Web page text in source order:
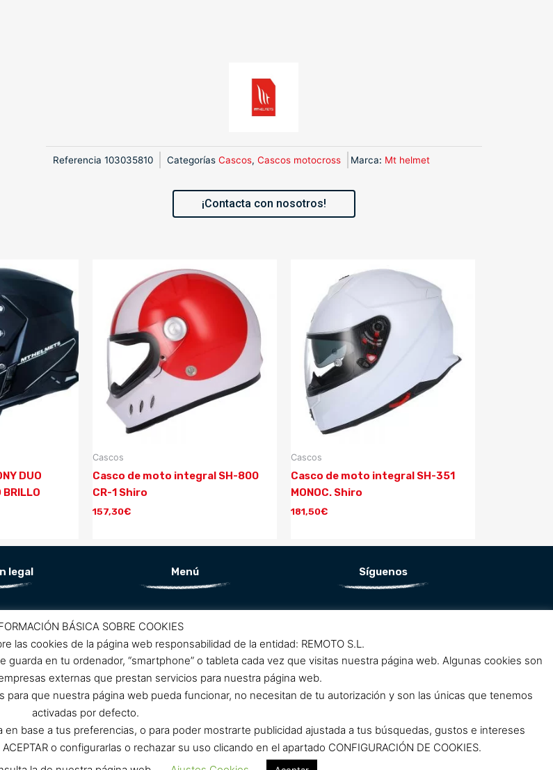
Referencia 103035810 Categorías Cascos, Cascos motocross Marca: Mt helmet
¡Contacta con nosotros!
DUO
BRILLO
Cascos
Casco de moto integral SH-800
CR-1 Shiro
157,30€
Cascos
Casco de moto integral SH-351
MONOC. Shiro
181,50€
legal
de datos
compra
Menú
Conócenos
Promociones
Contacto
Síguenos
F
c
e
o
k
I
t
g
a
m
BÁSICA SOBRE COOKIES
las cookies de la página web responsabilidad de la entidad: REMOTO S.L.
en tu ordenador, “smartphone” o tableta cada vez que visitas nuestra página web. Algunas cookies son
externas que prestan servicios para nuestra página web.
que nuestra página web pueda funcionar, no necesitan de tu autorización y son las únicas que tenemos
activadas por defecto.
base a tus preferencias, o para poder mostrarte publicidad ajustada a tus búsquedas, gustos e intereses
o configurarlas o rechazar su uso clicando en el apartado CONFIGURACIÓN DE COOKIES.